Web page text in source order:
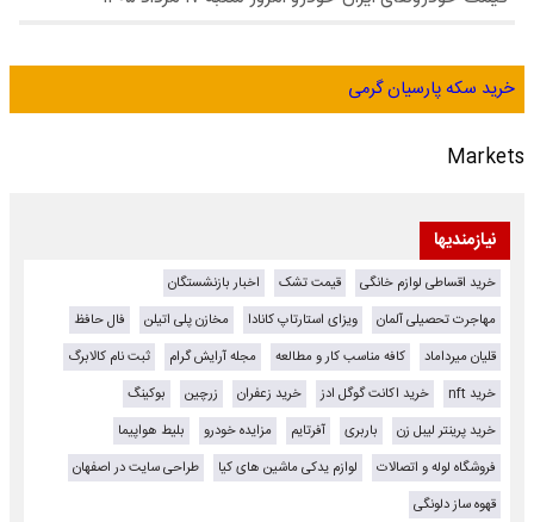
خرید سکه پارسیان گرمی
Markets
نیازمندیها
خرید اقساطی لوازم خانگی قیمت تشک
اخبار بازنشستگان
مهاجرت تحصیلی آلمان
ویزای استارتاپ کانادا مخازن پلی اتیلن
فال حافظ
قلیان میرداماد
کافه مناسب کار و مطالعه مجله آرایش گرام
ثبت نام کالابرگ
خرید nft
خرید اکانت گوگل ادز خرید زعفران زرچین
بوکینگ
خرید پرینتر لیبل زن
باربری آفرتایم مزایده خودرو
بلیط هواپیما
فروشگاه لوله و اتصالات
لوازم یدکی ماشین های کیا
طراحی سایت در اصفهان
قهوه ساز دلونگی